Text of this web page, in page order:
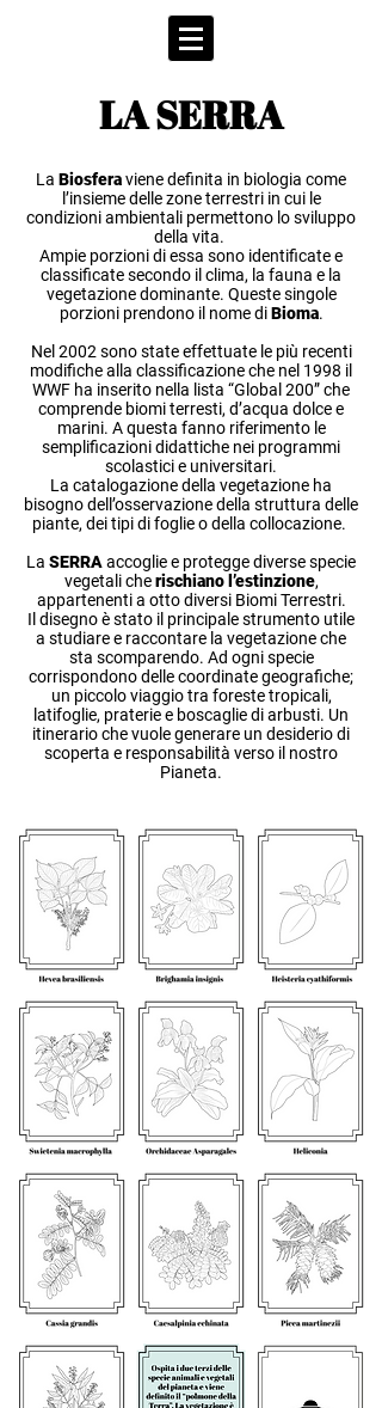
LA SERRA
La Biosferaviene definita in biologia come
l’insieme delle zone terrestri in cui le
condizioni ambientali permettono lo sviluppo
della vita.
Ampie porzioni di essa sono identificate e
classificate secondo il clima, la fauna e la
vegetazione dominante. Queste singole
porzioni prendono il nome diBioma.
Nel 2002 sono state effettuate le più recenti
modifiche alla classificazione che nel 1998 il
WWF ha inserito nella lista “Global 200” che
comprende biomi terresti, d’acqua dolce e
marini. A questa fanno riferimento le
semplificazioni didattiche nei programmi
scolastici e universitari.
La catalogazione della vegetazione ha
bisogno dell’osservazione della struttura delle
piante, dei tipi di foglie o della collocazione.
La SERRA accoglie e protegge diverse specie
vegetali cherischiano l’estinzione,
appartenenti a otto diversi Biomi Terrestri.
Il disegno è stato il principale strumento utile
a studiare e raccontare la vegetazione che
sta scomparendo. Ad ogni specie
corrispondono delle coordinate geografiche;
un piccolo viaggio tra foreste tropicali,
latifoglie, praterie e boscaglie di arbusti. Un
itinerario che vuole generare un desiderio di
scoperta e responsabilità verso il nostro
Pianeta.